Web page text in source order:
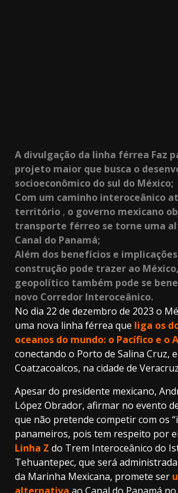
A divulgação da linha férrea Faz
projeto maior que busca o
socioeconômico do sul do México;
Com um caminho interoceânico
território , o governo mexicano
transporte férreo se torne uma
Canal do Panamá;
Além dos benefícios e
construção pode trazer ao
geopolítico também pode se
novo Corredor Interoceânico.
No dia 22 de dezembro de 2023 o
uma nova linha férrea que liga os
oceanos do mundo: o Pacífico e o
conectando o Porto de Salina Cruz,
Coatzacoalcos, na cidade de
Apesar do presidente mexicano,
López Obrador, afirmar no evento
que não pretende competir com os
panameiros, pois tem respeito por
Linha Z do Trem Interoceânico do
Tehuantepec, que será
da Marinha Mexicana, promete ser
alternativa ao Canal do Panamá